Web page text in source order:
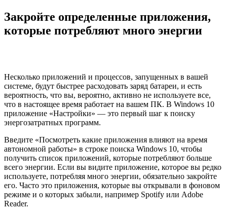
Закройте определенные приложения,
которые потребляют много энергии
Несколько приложений и процессов, запущенных в вашей
системе, будут быстрее расходовать заряд батареи, и есть
вероятность, что вы, вероятно, активно не используете все,
что в настоящее время работает на вашем ПК. В Windows 10
приложение «Настройки» — это первый шаг к поиску
энергозатратных программ.
Введите «Посмотреть какие приложения влияют на время
автономной работы» в строке поиска Windows 10, чтобы
получить список приложений, которые потребляют больше
всего энергии. Если вы видите приложение, которое вы редко
используете, потребляя много энергии, обязательно закройте
его. Часто это приложения, которые вы открывали в фоновом
режиме и о которых забыли, например Spotify или Adobe
Reader.